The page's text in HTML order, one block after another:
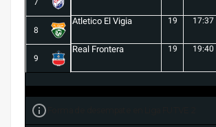
8
Atletico El Vigia 19 17:37
9
Real Frontera 19 19:40